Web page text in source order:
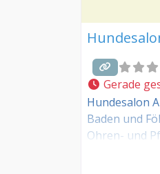
Gerade
Hundesalon
Baden und
Ohren- und